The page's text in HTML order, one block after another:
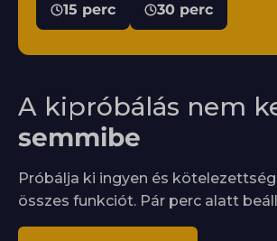
15 perc 30 perc
A kipróbálás nem
semmibe
Próbálja ki ingyen és
összes funkciót. Pár perc alatt